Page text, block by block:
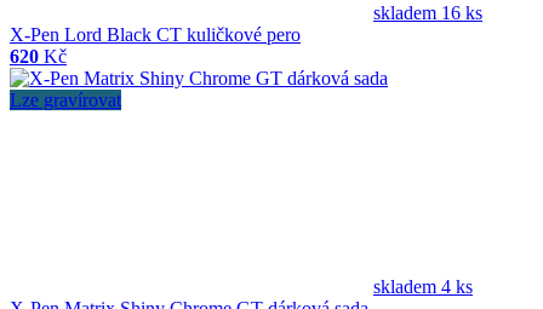
skladem 16 ks
X-Pen Lord Black CT kuličkové pero
620 Kč
Lze gravírovat
skladem 4 ks